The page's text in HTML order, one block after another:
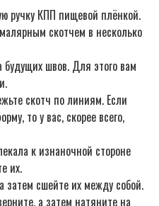
ручку КПП пищевой плёнкой.
скотчем в несколько
будущих швов. Для этого вам
скотч по линиям. Если
то у вас, скорее всего,
к изнаночной стороне
их.
затем сшейте их между собой.
а затем натяните на